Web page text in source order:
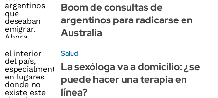
Boom de consultas de
argentinos para radicarse en
Australia
Salud
La sexóloga va a domicilio: ¿se
puede hacer una terapia en
línea?